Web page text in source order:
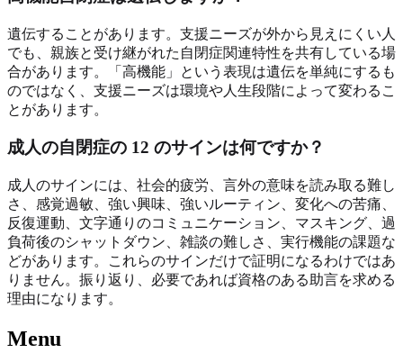
遺伝することがあります。支援ニーズが外から見えにくい人
でも、親族と受け継がれた自閉症関連特性を共有している場
合があります。「高機能」という表現は遺伝を単純にするも
のではなく、支援ニーズは環境や人生段階によって変わるこ
とがあります。
成人の自閉症の 12 のサインは何ですか？
成人のサインには、社会的疲労、言外の意味を読み取る難し
さ、感覚過敏、強い興味、強いルーティン、変化への苦痛、
反復運動、文字通りのコミュニケーション、マスキング、過
負荷後のシャットダウン、雑談の難しさ、実行機能の課題な
どがあります。これらのサインだけで証明になるわけではあ
りません。振り返り、必要であれば資格のある助言を求める
理由になります。
Menu